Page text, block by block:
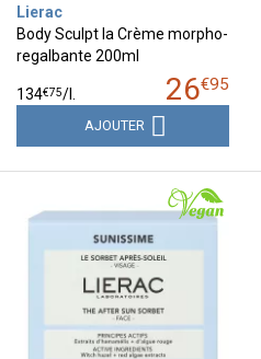
Lierac
Body Sculpt la Crème morpho-
regalbante 200ml
26€95
134€75/
AJOUTER